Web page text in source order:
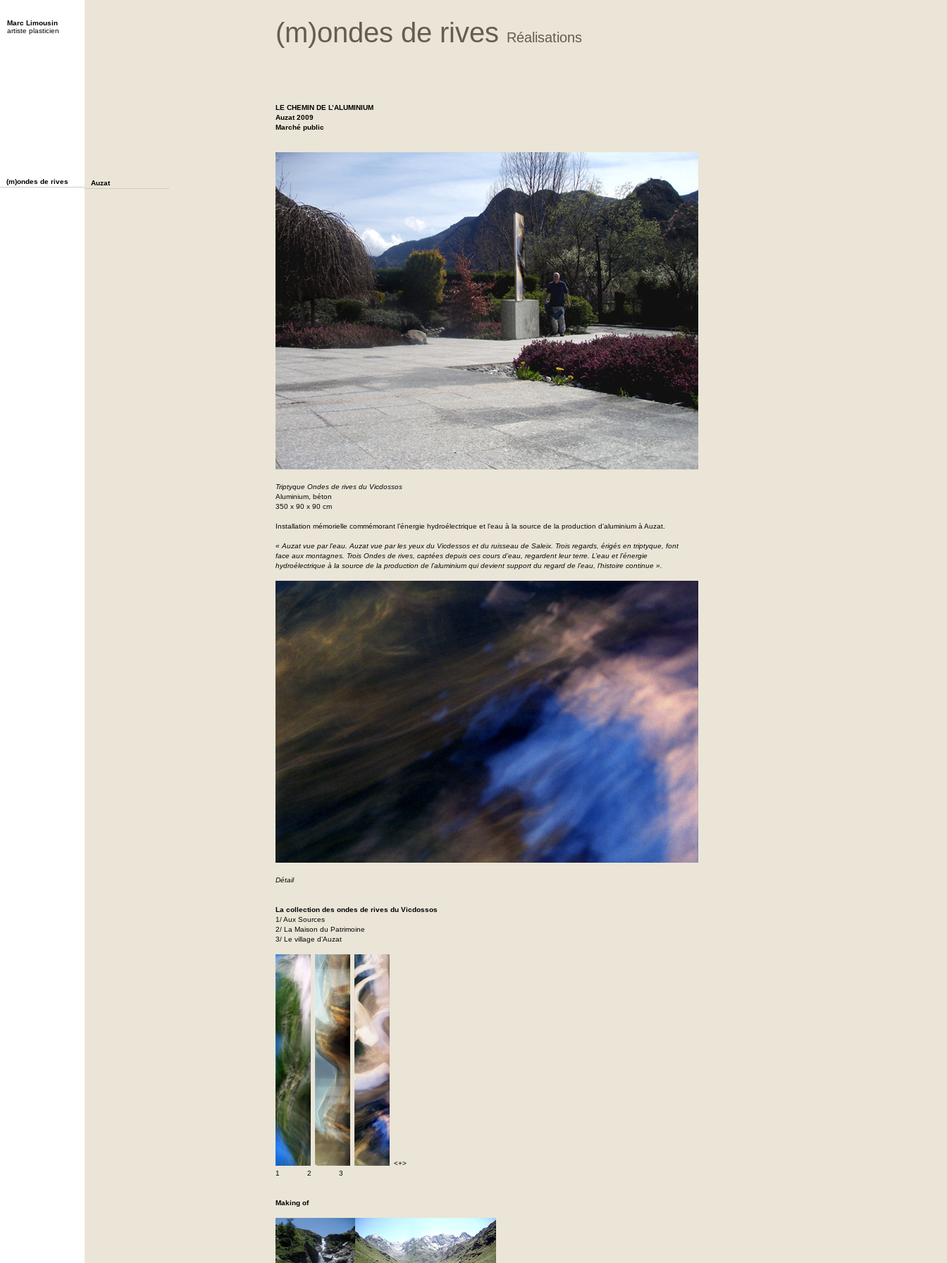
(m)ondes de rives Réalisations
LE CHEMIN DE L’ALUMINIUM
Auzat 2009
Marché public
Triptyque Ondes de rives du Vicdossos
Aluminium, béton
350 x 90 x 90 cm
Installation mémorielle commémorant l’énergie hydroélectrique et l’eau à la source de la production d’aluminium à Auzat.
« Auzat vue par l’eau. Auzat vue par les yeux du Vicdessos et du ruisseau de Saleix. Trois regards, érigés en triptyque, font
face aux montagnes. Trois Ondes de rives, captées depuis ces cours d’eau, regardent leur terre. L’eau et l’énergie
hydroélectrique à la source de la production de l’aluminium qui devient support du regard de l’eau, l’histoire continue ».
Détail
La collection des ondes de rives du Vicdossos
1/ Aux Sources
2/ La Maison du Patrimoine
3/ Le village d’Auzat
<+>
1 2 3
Making of
Marc Limousin
artiste plasticien
(m)ondes de rives Auzat